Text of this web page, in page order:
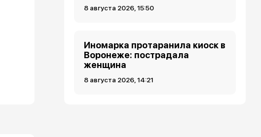
8 августа 2026, 15:50
Иномарка протаранила киоск в
Воронеже: пострадала
женщина
8 августа 2026, 14:21